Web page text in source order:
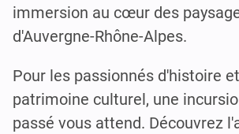
immersion au cœur des
d'Auvergne-Rhône-Alpes.
Pour les passionnés d'histoire
patrimoine culturel, une
passé vous attend. Découvrez